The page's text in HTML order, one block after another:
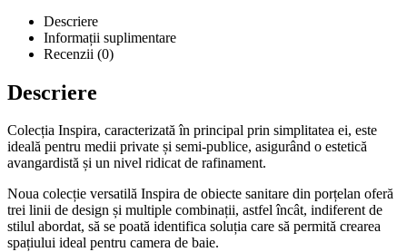
Descriere
Informații suplimentare
Recenzii (0)
Descriere
Colecția Inspira, caracterizată în principal prin simplitatea ei, este
ideală pentru medii private și semi-publice, asigurând o estetică
avangardistă și un nivel ridicat de rafinament.
Noua colecție versatilă Inspira de obiecte sanitare din porțelan oferă
trei linii de design și multiple combinații, astfel încât, indiferent de
stilul abordat, să se poată identifica soluția care să permită crearea
spațiului ideal pentru camera de baie.